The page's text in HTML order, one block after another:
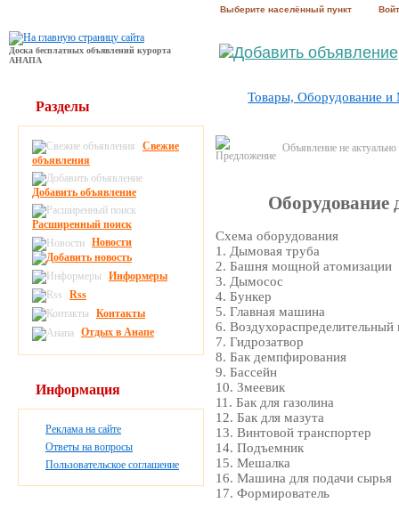
Выберите населённый пункт
Доска бесплатных объявлений курорта
АНАПА
Товары, Оборудование и
Объявление не
Оборудование
Схема оборудования
1. Дымовая труба
2. Башня мощной атомизации
3. Дымосос
4. Бункер
5. Главная машина
6. Воздухораспределительный
7. Гидрозатвор
8. Бак демпфирования
9. Бассейн
10. Змеевик
11. Бак для газолина
12. Бак для мазута
13. Винтовой транспортер
14. Подъемник
15. Мешалка
16. Машина для подачи сырья
17. Формирователь
Разделы
Свежие
объявления
Добавить объявление
Расширенный поиск
Новости
Информеры
Rss
Контакты
Отдых в Анапе
Информация
Реклама на сайте
Ответы на вопросы
Пользовательское соглашение